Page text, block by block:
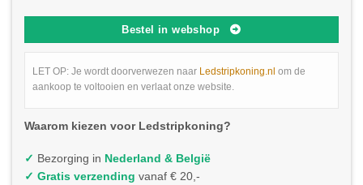
Bestel in webshop
LET OP: Je wordt doorverwezen naar Ledstripkoning.nl om de
aankoop te voltooien en verlaat onze website.
Waarom kiezen voor Ledstripkoning?
✓ Bezorging in Nederland & België
✓ Gratis verzending vanaf € 20,-